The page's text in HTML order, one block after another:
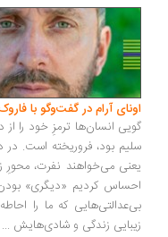
آرام در گفت‌وگو با فاروک شهیچ‭
انسان‌ها ترمزِ خود را از دست
بود، فروریخته است. در دنیای
می‌خواهند نفرت، محورِ
کردیم «دیگری» بودن چه
که ما را احاطه
زندگی و شادی‌هایش...